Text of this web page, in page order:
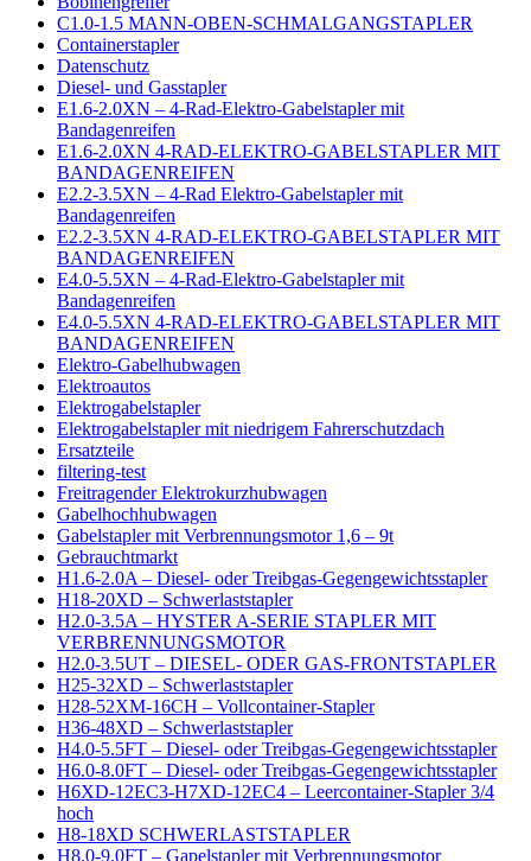
C1.0-1.5 MANN-OBEN-SCHMALGANGSTAPLER
Containerstapler
Datenschutz
Diesel- und Gasstapler
E1.6-2.0XN – 4-Rad-Elektro-Gabelstapler mit
Bandagenreifen
E1.6-2.0XN 4-RAD-ELEKTRO-GABELSTAPLER MIT
BANDAGENREIFEN
E2.2-3.5XN – 4-Rad Elektro-Gabelstapler mit
Bandagenreifen
E2.2-3.5XN 4-RAD-ELEKTRO-GABELSTAPLER MIT
BANDAGENREIFEN
E4.0-5.5XN – 4-Rad-Elektro-Gabelstapler mit
Bandagenreifen
E4.0-5.5XN 4-RAD-ELEKTRO-GABELSTAPLER MIT
BANDAGENREIFEN
Elektro-Gabelhubwagen
Elektroautos
Elektrogabelstapler
Elektrogabelstapler mit niedrigem Fahrerschutzdach
Ersatzteile
filtering-test
Freitragender Elektrokurzhubwagen
Gabelhochhubwagen
Gabelstapler mit Verbrennungsmotor 1,6 – 9t
Gebrauchtmarkt
H1.6-2.0A – Diesel- oder Treibgas-Gegengewichtsstapler
H18-20XD – Schwerlaststapler
H2.0-3.5A – HYSTER A-SERIE STAPLER MIT
VERBRENNUNGSMOTOR
H2.0-3.5UT – DIESEL- ODER GAS-FRONTSTAPLER
H25-32XD – Schwerlaststapler
H28-52XM-16CH – Vollcontainer-Stapler
H36-48XD – Schwerlaststapler
H4.0-5.5FT – Diesel- oder Treibgas-Gegengewichtsstapler
H6.0-8.0FT – Diesel- oder Treibgas-Gegengewichtsstapler
H6XD-12EC3-H7XD-12EC4 – Leercontainer-Stapler 3/4
hoch
H8-18XD SCHWERLASTSTAPLER
H8.0-9.0FT – Gapelstapler mit Verbrennungsmotor